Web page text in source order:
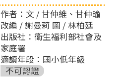
作者：文 / 甘仲維、甘仲瑜
改編 / 謝曼莉 圖 / 林柏廷
出版社：衛生福利部社會及
家庭署
適讀年段：國小低年級
不可認證